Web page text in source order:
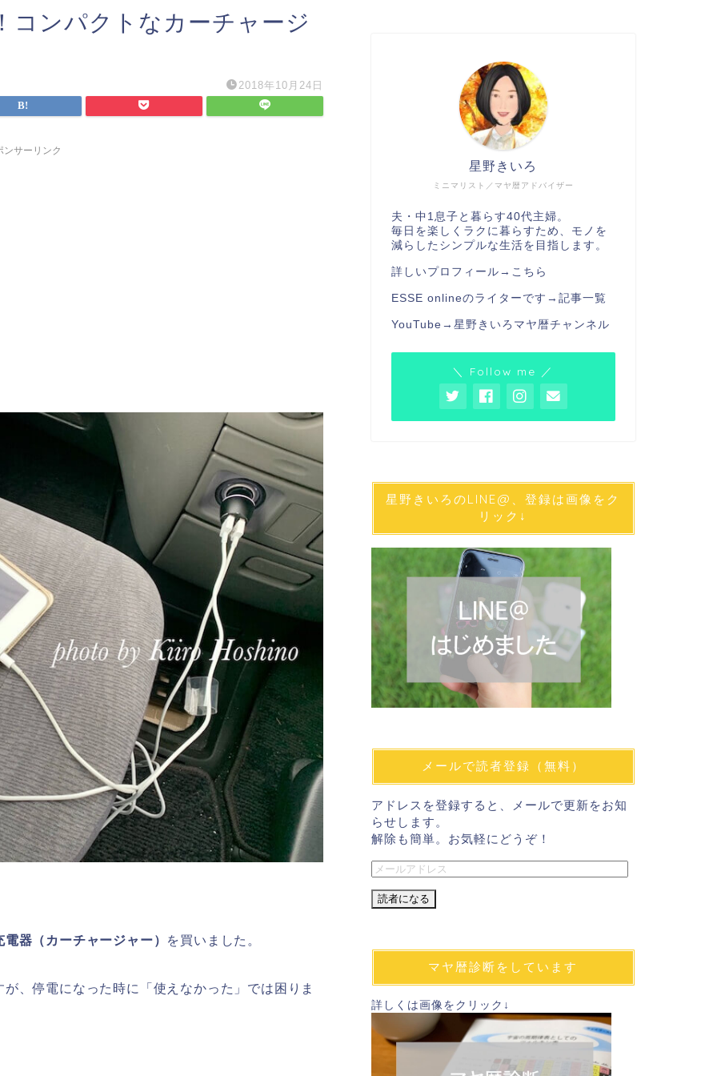
コンパクトなカーチャージ
2018年10月24日
ンサーリンク
電器（カーチャージャー） を買いました。
、停電になった時に「使えなかった」では困りま
ミニマリスト／マヤ暦アドバイザー
星野きいろ
夫・中1息子と暮らす40代主婦。
毎日を楽しくラクに暮らすため、モノを
減らしたシンプルな生活を目指します。
詳しいプロフィール→ こちら
ESSE onlineのライターです→ 記事一覧
YouTube→ 星野きいろマヤ暦チャンネル
＼ Follow me ／
星野きいろのLINE@、登録は画像をク
リック↓
メールで読者登録（無料）
アドレスを登録すると、メールで更新をお知
らせします。
解除も簡単。お気軽にどうぞ！
メ
ル
レ
マヤ暦診断をしています
詳しくは画像をクリック↓